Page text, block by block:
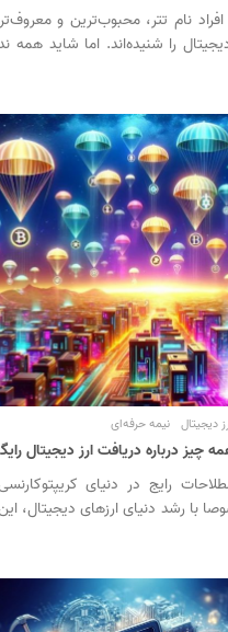
نام تتر، محبوب‌ترین و
را شنیده‌اند. اما شاید همه
دیجیتال نیمه حرفه‌ای
درباره دریافت ارز دیجیتال
رایج در دنیای
با رشد دنیای ارزهای دیجیتال،